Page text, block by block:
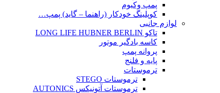
پمپ وکیوم
کوپلینگ خودکار (راهنما – گاید) پمپ…
لوازم جانبی
تاکو LONG LIFE HUBNER BERLIN
کاسه بادگیر موتور
پروانه پمپ
پایه و فلنج
ترموستات
ترموستات STEGO
ترموستات آتونیکس AUTONICS